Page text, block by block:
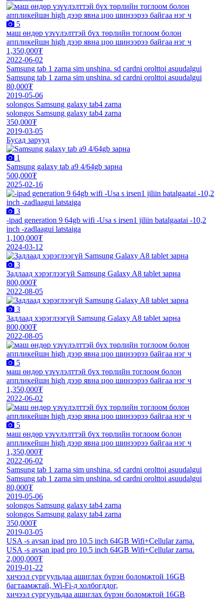
5
маш өндөр үзүүлэлттэй бүх төрлийн тоглоом болон
аппликейшн high дээр явна цоо шинээрээ байгаа нэг ч
1,350,000₮
2022-06-02
Samsung tab 1 zarna sim unshina. sd cardni orolttoi asuudalgui
Samsung tab 1 zarna sim unshina. sd cardni orolttoi asuudalgui
80,000₮
2019-05-06
solongos Samsung galaxy tab4 zarna
solongos Samsung galaxy tab4 zarna
350,000₮
2019-03-05
Бусад зарууд
1
Samsung galaxy tab a9 4/64gb зарна
500,000₮
2025-02-16
3
-ipad generation 9 64gb wifi -Usa s irsen1 jiliin batalgaatai -10,2
inch -zadlaagui latstaiga
1,100,000₮
2024-03-12
3
Задлаад хэрэглээгүй Samsung Galaxy A8 tablet зарна
800,000₮
2022-08-05
3
Задлаад хэрэглээгүй Samsung Galaxy A8 tablet зарна
800,000₮
2022-08-05
5
маш өндөр үзүүлэлттэй бүх төрлийн тоглоом болон
аппликейшн high дээр явна цоо шинээрээ байгаа нэг ч
1,350,000₮
2022-06-02
5
маш өндөр үзүүлэлттэй бүх төрлийн тоглоом болон
аппликейшн high дээр явна цоо шинээрээ байгаа нэг ч
1,350,000₮
2022-06-02
Samsung tab 1 zarna sim unshina. sd cardni orolttoi asuudalgui
Samsung tab 1 zarna sim unshina. sd cardni orolttoi asuudalgui
80,000₮
2019-05-06
solongos Samsung galaxy tab4 zarna
solongos Samsung galaxy tab4 zarna
350,000₮
2019-03-05
USA -s avsan ipad pro 10.5 inch 64GB Wifi+Cellular zarna.
USA -s avsan ipad pro 10.5 inch 64GB Wifi+Cellular zarna.
2,000,000₮
2019-01-22
хичээл сургуульдаа ашиглах бүрэн боломжтой 16GB
багтаамжтай, Wi-Fi-д холбогддог,
хичээл сургуульдаа ашиглах бүрэн боломжтой 16GB